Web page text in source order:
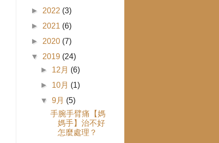
► 2022 (3)
► 2021 (6)
► 2020 (7)
▼ 2019 (24)
► 12月 (6)
► 10月 (1)
▼9月 (5)
手腕手臂痛【媽
媽手】治不好
怎麼處理？